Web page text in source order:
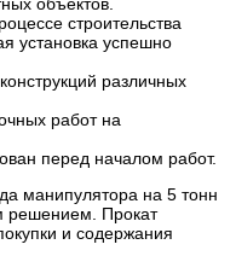
строительства
установка успешно
различных
работ на
перед началом работ.
манипулятора на 5 тонн
решением. Прокат
и содержания